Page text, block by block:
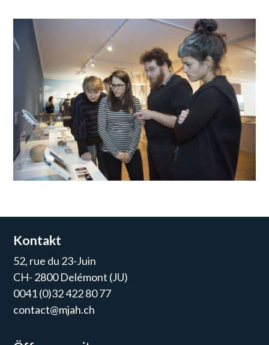
Kontakt
52, rue du 23-Juin
CH- 2800 Delémont (JU)
0041 (0)32 422 80 77
contact@mjah.ch